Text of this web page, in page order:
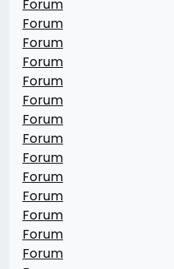
Forum
Forum
Forum
Forum
Forum
Forum
Forum
Forum
Forum
Forum
Forum
Forum
Forum
Forum